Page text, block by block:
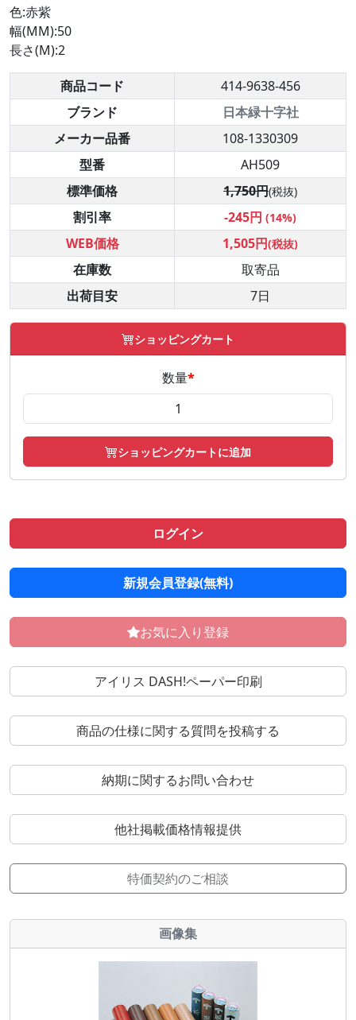
色:赤紫
幅(MM):50
長さ(M):2
商品コード
414-9638-456
ブランド
日本緑十字社
メーカー品番
108-1330309
型番
AH509
標準価格
1,750円(税抜)
割引率 -245円 (14%)
WEB価格 1,505円(税抜)
在庫数
取寄品
出荷目安
7日
ショッピングカート
数量*
ショッピングカートに追加
ログイン
新規会員登録(無料)
お気に入り登録
アイリス DASH!ペーパー印刷
商品の仕様に関する質問を投稿する
納期に関するお問い合わせ
他社掲載価格情報提供
特価契約のご相談
画像集